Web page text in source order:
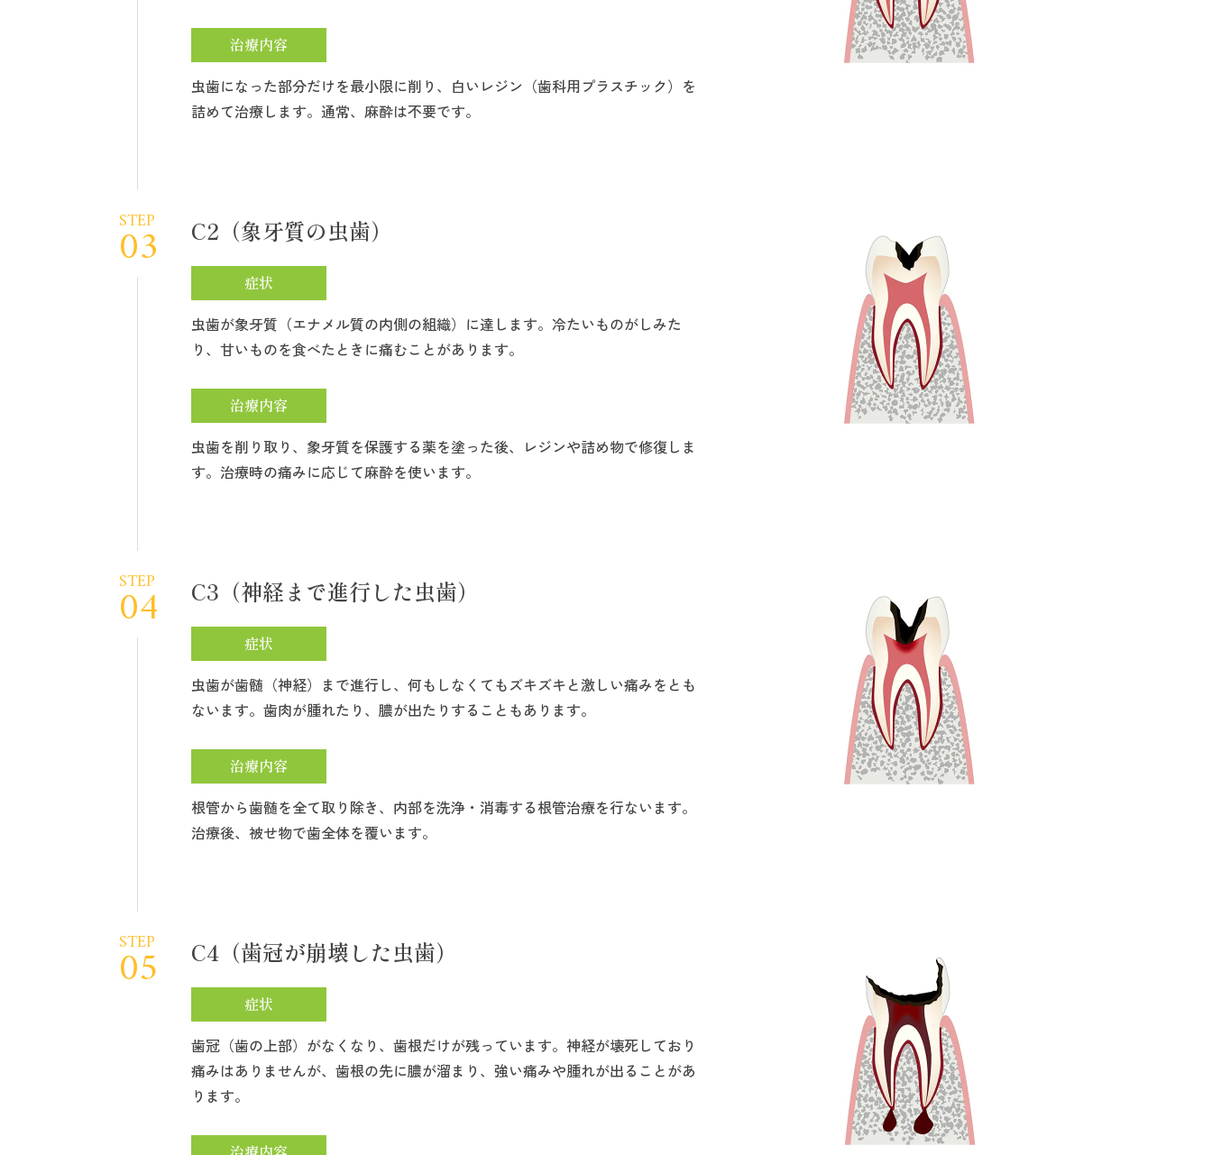
治療内容
虫歯になった部分だけを最小限に削り、白いレジン（歯科用プラスチック）を
詰めて治療します。通常、麻酔は不要です。
STEP
03 C2（象牙質の虫歯）
症状
虫歯が象牙質（エナメル質の内側の組織）に達します。冷たいものがしみた
り、甘いものを食べたときに痛むことがあります。
治療内容
虫歯を削り取り、象牙質を保護する薬を塗った後、レジンや詰め物で修復しま
す。治療時の痛みに応じて麻酔を使います。
STEP
04 C3（神経まで進行した虫歯）
症状
虫歯が歯髄（神経）まで進行し、何もしなくてもズキズキと激しい痛みをとも
ないます。歯肉が腫れたり、膿が出たりすることもあります。
治療内容
根管から歯髄を全て取り除き、内部を洗浄・消毒する根管治療を行ないます。
治療後、被せ物で歯全体を覆います。
STEP
05 C4（歯冠が崩壊した虫歯）
症状
歯冠（歯の上部）がなくなり、歯根だけが残っています。神経が壊死しており
痛みはありませんが、歯根の先に膿が溜まり、強い痛みや腫れが出ることがあ
ります。